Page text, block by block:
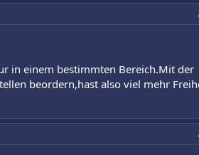
in einem bestimmten Bereich.Mit der
beordern,hast also viel mehr